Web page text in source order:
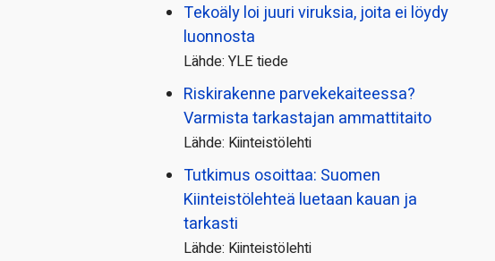
Tekoäly loi juuri viruksia, joita ei löydy
luonnosta
Lähde: YLE tiede
Riskirakenne parvekekaiteessa?
Varmista tarkastajan ammattitaito
Lähde: Kiinteistölehti
Tutkimus osoittaa: Suomen
Kiinteistölehteä luetaan kauan ja
tarkasti
Lähde: Kiinteistölehti